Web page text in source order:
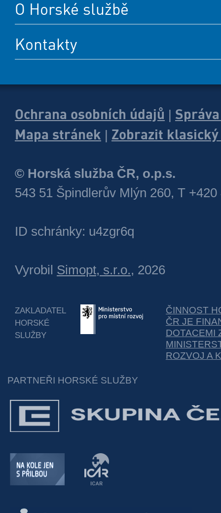
O Horské službě
Kontakty
Ochrana osobních údajů
Mapa stránek
Zobrazit
© Horská služba ČR, o.p.s.
543 51 Špindlerův Mlýn 260, T +420
ID schránky: u4zgr6q
Vyrobil Simopt, s.r.o., 2026
ZAKLADATEL
HORSKÉ
SLUŽBY
ČINNOST
ČR JE
DOTACEMI
ROZVOJ A
PARTNEŘI HORSKÉ SLUŽBY